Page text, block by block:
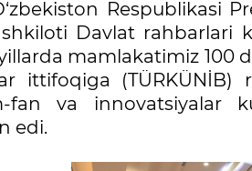
Respublikasi
Davlat rahbarlari
mamlakatimiz 100
ittifoqiga (TÜRKÜNİB)
fan va innovatsiyalar
edi.